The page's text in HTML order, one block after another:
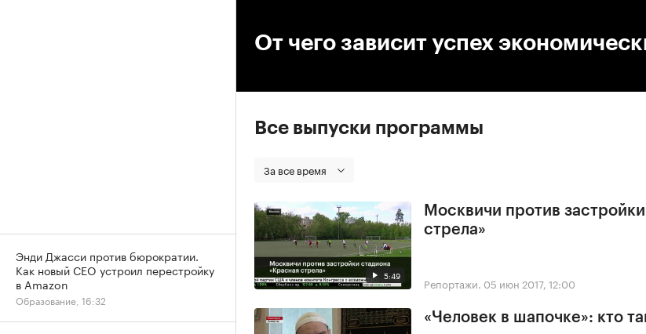
От чего зависит успех
Все выпуски программы
За все время
5:49
Москвичи против
стрела»
Репортажи. 05 июн 2017, 12:00
«Человек в шапочке»: кто
Энди Джасси против бюрократии.
Как новый CEO устроил перестройку
в Amazon
Образование, 16:32